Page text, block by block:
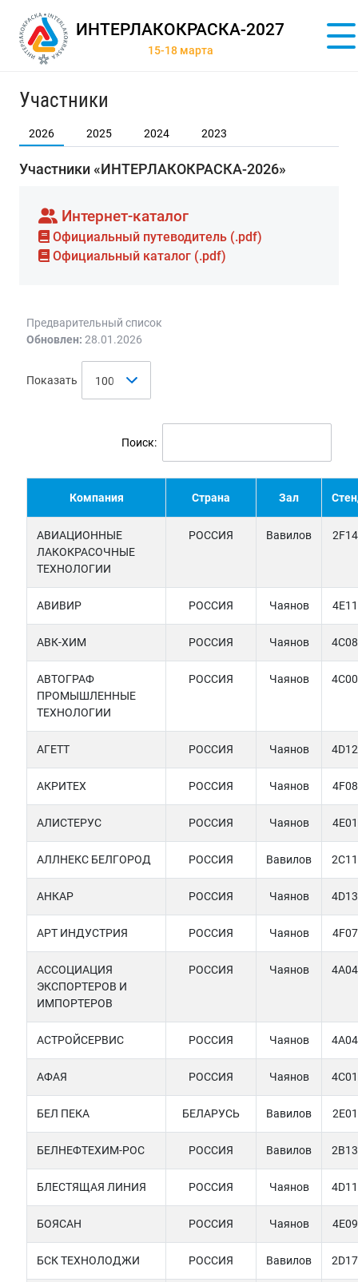
ИНТЕРЛАКОКРАСКА-2027
15-18 марта
Участники
2026 2025 2024 2023
Участники «ИНТЕРЛАКОКРАСКА-2026»
Интернет-каталог
Официальный путеводитель (.pdf)
Официальный каталог (.pdf)
Предварительный список
Обновлен: 28.01.2026
Показать 100
Поиск:
Компания Страна Зал
АВИАЦИОННЫЕ
ЛАКОКРАСОЧНЫЕ
ТЕХНОЛОГИИ
РОССИЯ Вавилов
АВИВИР РОССИЯ Чаянов
АВК-ХИМ РОССИЯ Чаянов
АВТОГРАФ
ПРОМЫШЛЕННЫЕ
ТЕХНОЛОГИИ
РОССИЯ Чаянов
АГЕТТ РОССИЯ Чаянов
АКРИТЕХ РОССИЯ Чаянов
АЛИСТЕРУС РОССИЯ Чаянов
АЛЛНЕКС БЕЛГОРОД РОССИЯ Вавилов
АНКАР РОССИЯ Чаянов
АРТ ИНДУСТРИЯ РОССИЯ Чаянов
АССОЦИАЦИЯ
ЭКСПОРТЕРОВ И
ИМПОРТЕРОВ
РОССИЯ Чаянов
АСТРОЙСЕРВИС РОССИЯ Чаянов
АФАЯ РОССИЯ Чаянов
БЕЛ ПЕКА БЕЛАРУСЬ Вавилов
БЕЛНЕФТЕХИМ-РОС РОССИЯ Вавилов
БЛЕСТЯЩАЯ ЛИНИЯ РОССИЯ Чаянов
БОЯСАН РОССИЯ Чаянов
БСК ТЕХНОЛОДЖИ РОССИЯ Вавилов